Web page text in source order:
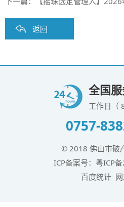
返回
全国
工作日（
0757-
© 2018 佛山市破
ICP备案号： 粤ICP
百度统计